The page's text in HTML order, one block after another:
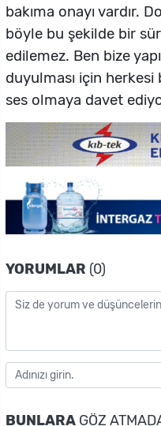
bakıma onayı vardır.
böyle bu şekilde bir
edilemez. Ben bize
duyulması için
ses olmaya davet
YORUMLAR (0)
BUNLARA GÖZ